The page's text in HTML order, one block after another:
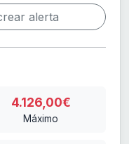
alerta
4.126,00€
Máximo